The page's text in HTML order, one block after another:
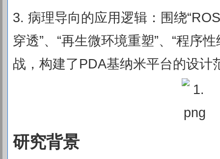
3. 病理导向的应用逻辑：围绕
穿透”、“再生微环境重塑”、“程序
战，构建了PDA基纳米平台的设计
研究背景